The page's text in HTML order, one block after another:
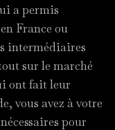
a permis
France ou
intermédiaires
sur le marché
ont fait leur
vous avez à votre
pour